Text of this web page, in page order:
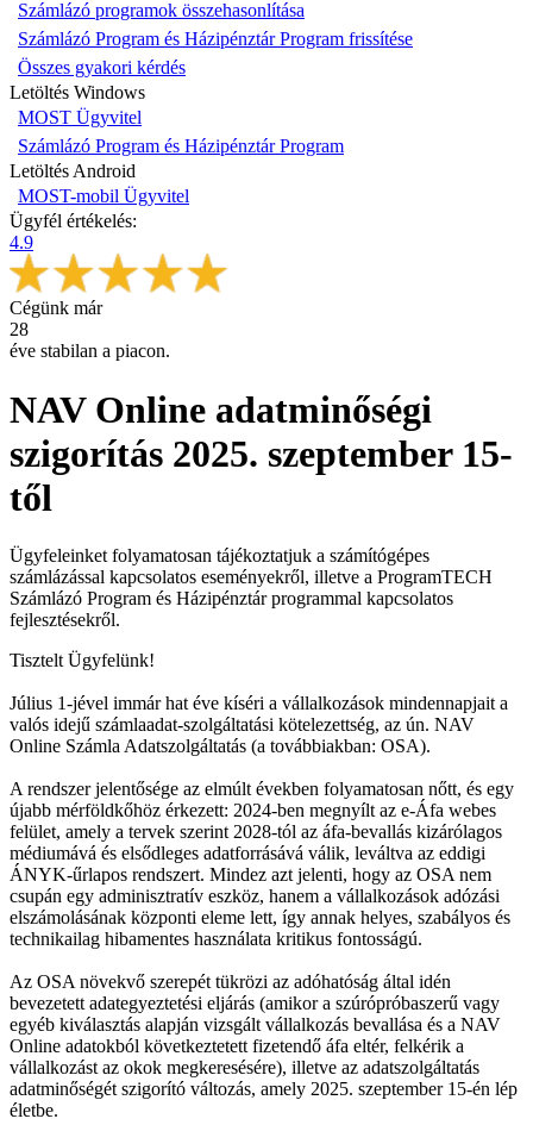
Számlázó programok összehasonlítása
Számlázó Program és Házipénztár Program frissítése
Összes gyakori kérdés
Letöltés Windows
MOST Ügyvitel
Számlázó Program és Házipénztár Program
Letöltés Android
MOST-mobil Ügyvitel
Ügyfél értékelés:
4.9
Cégünk már
28
éve stabilan a piacon.
NAV Online adatminőségi
szigorítás 2025. szeptember 15-
től
Ügyfeleinket folyamatosan tájékoztatjuk a számítógépes
számlázással kapcsolatos eseményekről, illetve a ProgramTECH
Számlázó Program és Házipénztár programmal kapcsolatos
fejlesztésekről.
Tisztelt Ügyfelünk!
Július 1-jével immár hat éve kíséri a vállalkozások mindennapjait a
valós idejű számlaadat-szolgáltatási kötelezettség, az ún. NAV
Online Számla Adatszolgáltatás (a továbbiakban: OSA).
A rendszer jelentősége az elmúlt években folyamatosan nőtt, és egy
újabb mérföldkőhöz érkezett: 2024-ben megnyílt az e-Áfa webes
felület, amely a tervek szerint 2028-tól az áfa-bevallás kizárólagos
médiumává és elsődleges adatforrásává válik, leváltva az eddigi
ÁNYK-űrlapos rendszert. Mindez azt jelenti, hogy az OSA nem
csupán egy adminisztratív eszköz, hanem a vállalkozások adózási
elszámolásának központi eleme lett, így annak helyes, szabályos és
technikailag hibamentes használata kritikus fontosságú.
Az OSA növekvő szerepét tükrözi az adóhatóság által idén
bevezetett adategyeztetési eljárás (amikor a szúrópróbaszerű vagy
egyéb kiválasztás alapján vizsgált vállalkozás bevallása és a NAV
Online adatokból következtetett fizetendő áfa eltér, felkérik a
vállalkozást az okok megkeresésére), illetve az adatszolgáltatás
adatminőségét szigorító változás, amely 2025. szeptember 15-én lép
életbe.